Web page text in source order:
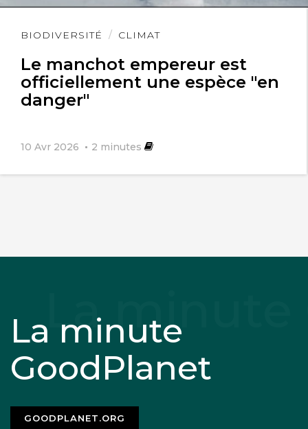
BIODIVERSITÉ CLIMAT
Le manchot empereur est
officiellement une espèce "en
danger"
10 Avr 2026 2 minutes
Lire
La minute
GoodPlanet
GOODPLANET.ORG